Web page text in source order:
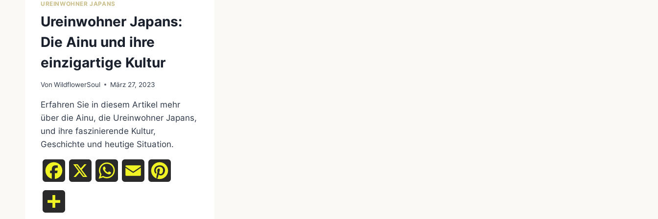
UREINWOHNER JAPANS
Ureinwohner Japans:
Die Ainu und ihre
einzigartige Kultur
Von WildflowerSoul März 27, 2023
Erfahren Sie in diesem Artikel mehr
über die Ainu, die Ureinwohner Japans,
und ihre faszinierende Kultur,
Geschichte und heutige Situation.
Facebook WhatsAppEmail